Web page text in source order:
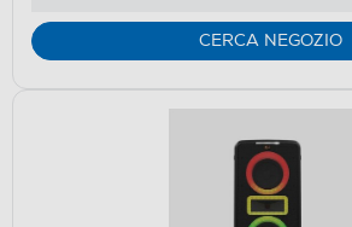
CERCA NEGOZIO